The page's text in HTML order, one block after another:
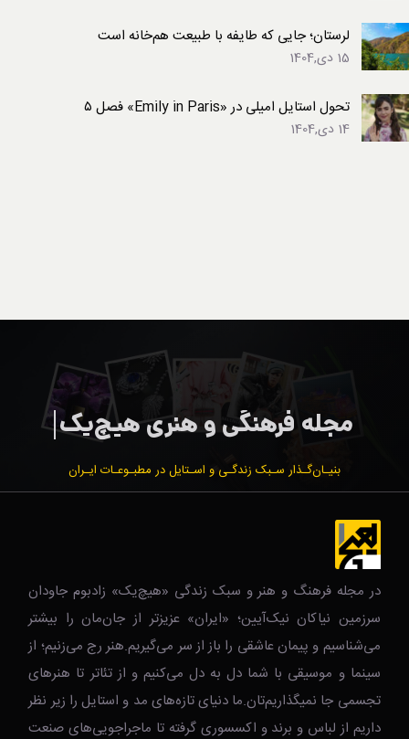
لرستان؛ جایی که طایفه با طبیعت هم‌خانه است
15 دی,1404
تحول استایل امیلی در «Emily in Paris» فصل ۵
14 دی,1404
بنیـان‌گـذار سـبک زندگـی و اسـتایل در مطبـوعـات ایـران
در مجله فرهنگ و هنر و سبک زندگی‌ «هیچ‌یک» زادبوم جاودان
سرزمین نیاکان نیک‌‌‌آیین؛ «ایران» عزیزتر از جان‌مان را بیشتر
می‌شناسیم و پیمان عاشقی را باز از سر می‌گیریم.هنر رج می‌زنیم؛ از
سینما و موسیقی با شما دل به دل می‌کنیم و از تئاتر تا هنرهای
تجسمی جا نمیگذاریم‌تان.ما دنیای تازه‌های مد و استایل را زیر نظر
داریم از لباس و برند و اکسسوری گرفته تا ماجراجویی‌های صنعت